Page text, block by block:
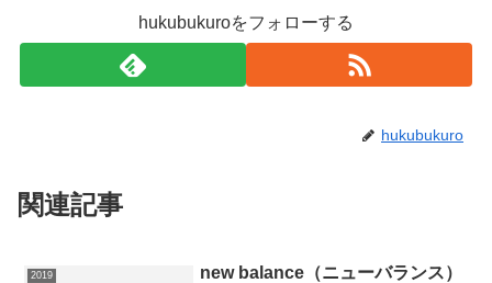
hukubukuroをフォローする
hukubukuro
関連記事
2019
new balance（ニューバランス）